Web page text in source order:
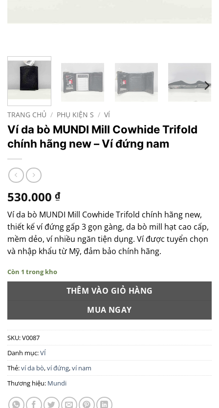
TRANG CHỦ / PHỤ KIỆN S / VÍ
Ví da bò MUNDI Mill Cowhide Trifold
chính hãng new – Ví đứng nam
530.000 ₫
Ví da bò MUNDI Mill Cowhide Trifold chính hãng new,
thiết kế ví đứng gấp 3 gọn gàng, da bò mill hạt cao cấp,
mềm dẻo, ví nhiều ngăn tiện dụng. Ví được tuyển chọn
và nhập khẩu từ Mỹ, đảm bảo chính hãng.
Còn 1 trong kho
THÊM VÀO GIỎ HÀNG
MUA NGAY
SKU:V0087
Danh mục:VÍ
Thẻ:ví da bò,ví đứng,ví nam
Thương hiệu: Mundi